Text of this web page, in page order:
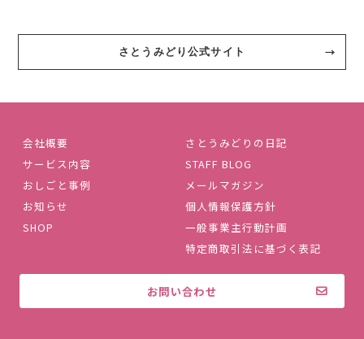
さとうみどり公式サイト
会社概要
サービス内容
おしごと事例
お知らせ
SHOP
さとうみどりの日記
STAFF BLOG
メールマガジン
個人情報保護方針
一般事業主行動計画
特定商取引法に基づく表記
お問い合わせ